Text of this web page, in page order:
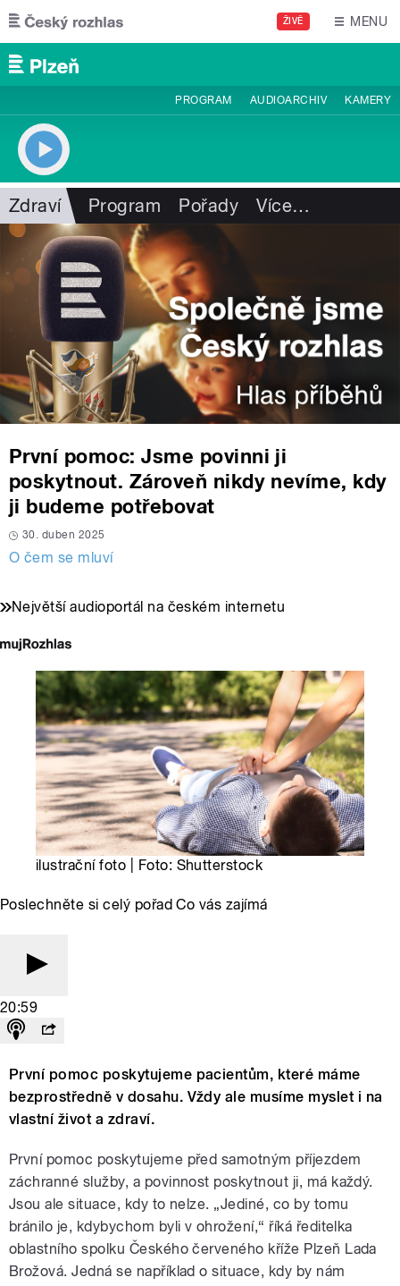
Přejít k hlavnímu obsahu
ŽIVĚ MENU
PROGRAM AUDIOARCHIV KAMERY
Zdraví Program Pořady Více…
První pomoc: Jsme povinni ji
poskytnout. Zároveň nikdy nevíme, kdy
ji budeme potřebovat
30. duben 2025
O čem se mluví
Největší audioportál na českém internetu
ilustrační foto | Foto: Shutterstock
Poslechněte si celý pořad Co vás zajímá
20:59
První pomoc poskytujeme pacientům, které máme
bezprostředně v dosahu. Vždy ale musíme myslet i na
vlastní život a zdraví.
První pomoc poskytujeme před samotným příjezdem
záchranné služby, a povinnost poskytnout ji, má každý.
Jsou ale situace, kdy to nelze. „Jediné, co by tomu
bránilo je, kdybychom byli v ohrožení,“ říká ředitelka
oblastního spolku Českého červeného kříže Plzeň Lada
Brožová. Jedná se například o situace, kdy by nám